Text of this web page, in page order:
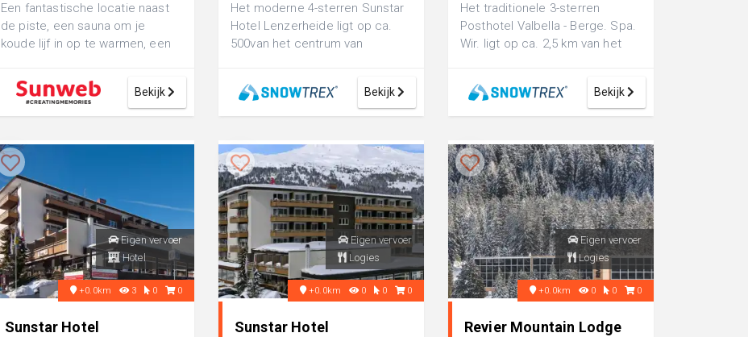
Een fantastische locatie naast
de piste, een sauna om je
koude lijf in op te warmen, een
snowboard ve...
Bekijk
Het moderne 4-sterren Sunstar
Hotel Lenzerheide ligt op ca.
500van het centrum van
Bekijk
Het traditionele 3-sterren
Posthotel Valbella - Berge. Spa.
Wir. ligt op ca. 2,5 km van het
Bekijk
Eigen vervoer
Hotel
+0.0km 3 0 0
Sunstar Hotel
Eigen vervoer
Logies
+0.0km 0 0 0
Sunstar Hotel
Eigen vervoer
Logies
+0.0km 0 0 0
Revier Mountain Lodge